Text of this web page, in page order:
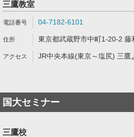
三鷹教室
04-7182-6101
東京都武蔵野市中町1-20-2 藤
JR中央本線(東京～塩尻) 三鷹
国大セミナー
三鷹校